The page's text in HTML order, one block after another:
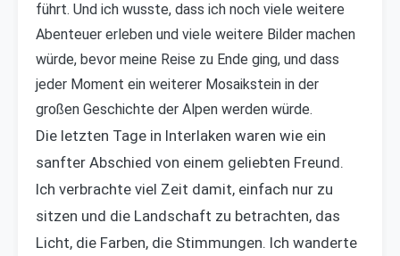
führt. Und ich wusste, dass ich noch viele weitere
Abenteuer erleben und viele weitere Bilder machen
würde, bevor meine Reise zu Ende ging, und dass
jeder Moment ein weiterer Mosaikstein in der
großen Geschichte der Alpen werden würde.
Die letzten Tage in Interlaken waren wie ein
sanfter Abschied von einem geliebten Freund.
Ich verbrachte viel Zeit damit, einfach nur zu
sitzen und die Landschaft zu betrachten, das
Licht, die Farben, die Stimmungen. Ich wanderte